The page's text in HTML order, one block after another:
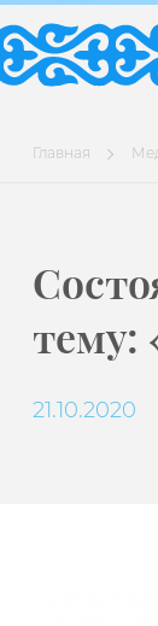
Главная
тему:
21.10.2020